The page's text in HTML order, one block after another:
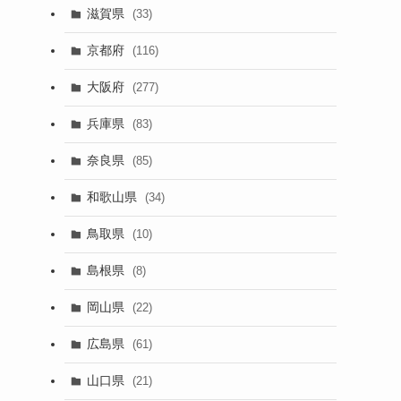
滋賀県 (33)
京都府 (116)
大阪府 (277)
兵庫県 (83)
奈良県 (85)
和歌山県 (34)
鳥取県 (10)
島根県 (8)
岡山県 (22)
広島県 (61)
山口県 (21)